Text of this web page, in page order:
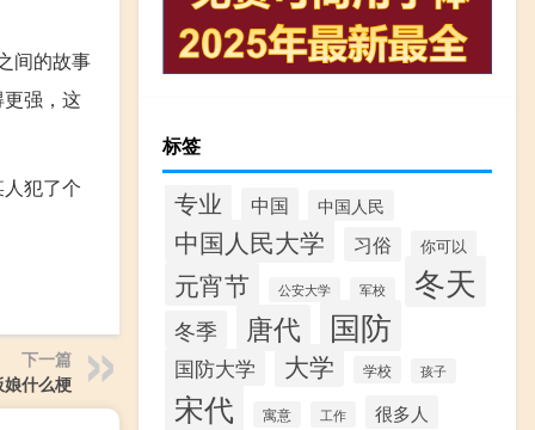
间的故事
强，这
犯了个
下一篇
娘什么梗
标签
专业 中国 中国人民
中国人民大学 习俗 你可以
元宵节 公安大学 军校 冬天
冬季 唐代 国防
国防大学 大学 学校 孩子
宋代 寓意 工作 很多人